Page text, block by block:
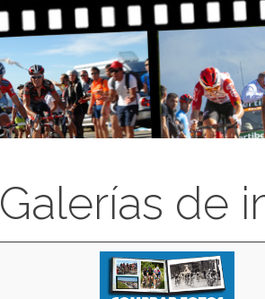
Galerías de